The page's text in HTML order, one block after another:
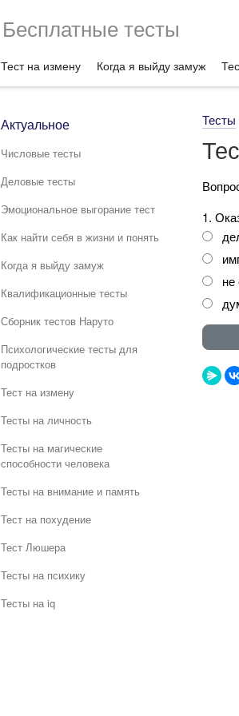
Бесплатные тесты
Тест на измену Когда я выйду замуж
Актуальное
Числовые тесты
Деловые тесты
Эмоциональное выгорание тест
Как найти себя в жизни и понять
Когда я выйду замуж
Квалификационные тесты
Сборник тестов Наруто
Психологические тесты для
подростков
Тест на измену
Тесты на личность
Тесты на магические
способности человека
Тесты на внимание и память
Тест на похудение
Тест Люшера
Тесты на психику
Тесты на iq
Тесты
1.
не